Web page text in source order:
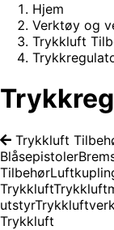
Hjem
Verktøy og
Trykkluft
Trykkluft
Blåsepistoler
Tilbehør
Trykkluft
utstyr
Trykkluft